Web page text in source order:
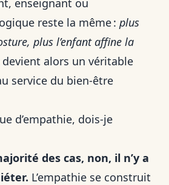
enseignant ou
reste la même : plus
plus l’enfant affine la
devient alors un véritable
service du bien-être
d’empathie, dois-je
des cas, non, il n’y a
L’empathie se construit